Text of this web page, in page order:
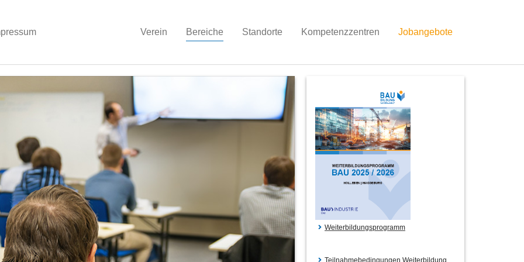
Verein Bereiche Standorte Kompetenzzentren Jobangebote
Weiterbildungsprogramm
Teilnahmebedingungen Weiterbildung